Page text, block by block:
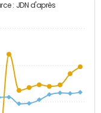
: JDN d'après